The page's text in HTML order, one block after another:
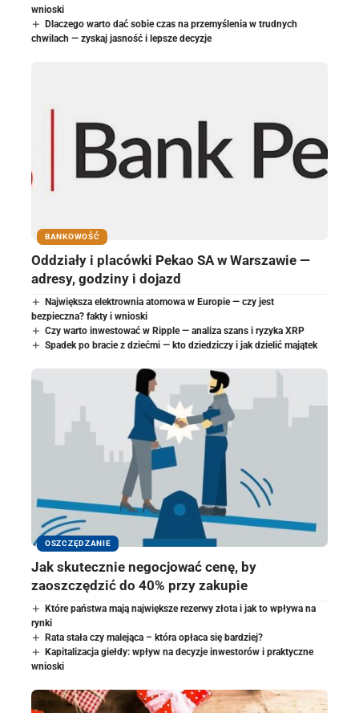
wnioski
Dlaczego warto dać sobie czas na przemyślenia w trudnych
chwilach — zyskaj jasność i lepsze decyzje
BANKOWOŚĆ
Oddziały i placówki Pekao SA w Warszawie —
adresy, godziny i dojazd
Największa elektrownia atomowa w Europie — czy jest
bezpieczna? fakty i wnioski
Czy warto inwestować w Ripple — analiza szans i ryzyka XRP
Spadek po bracie z dziećmi — kto dziedziczy i jak dzielić majątek
OSZCZĘDZANIE
Jak skutecznie negocjować cenę, by
zaoszczędzić do 40% przy zakupie
Które państwa mają największe rezerwy złota i jak to wpływa na
rynki
Rata stała czy malejąca – która opłaca się bardziej?
Kapitalizacja giełdy: wpływ na decyzje inwestorów i praktyczne
wnioski